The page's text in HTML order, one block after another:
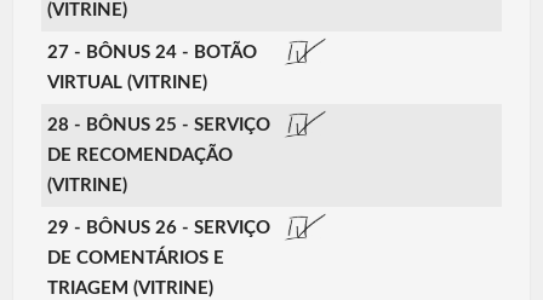
(VITRINE)
27 - BÔNUS 24 - BOTÃO
VIRTUAL (VITRINE)
28 - BÔNUS 25 - SERVIÇO
DE RECOMENDAÇÃO
(VITRINE)
29 - BÔNUS 26 - SERVIÇO
DE COMENTÁRIOS E
TRIAGEM (VITRINE)